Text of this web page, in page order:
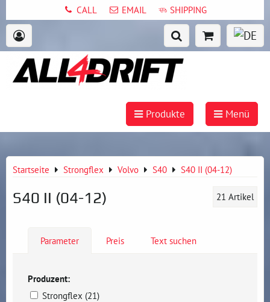
CALL EMAIL SHIPPING
Produkte Menü
Startseite Strongflex Volvo S40 S40 II (04-12)
S40 II (04-12) 21 Artikel
Parameter Preis Text suchen
Produzent:
Strongflex (21)